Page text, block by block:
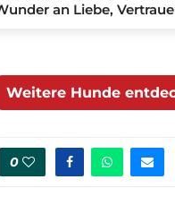
an Liebe,
Weitere Hunde
0